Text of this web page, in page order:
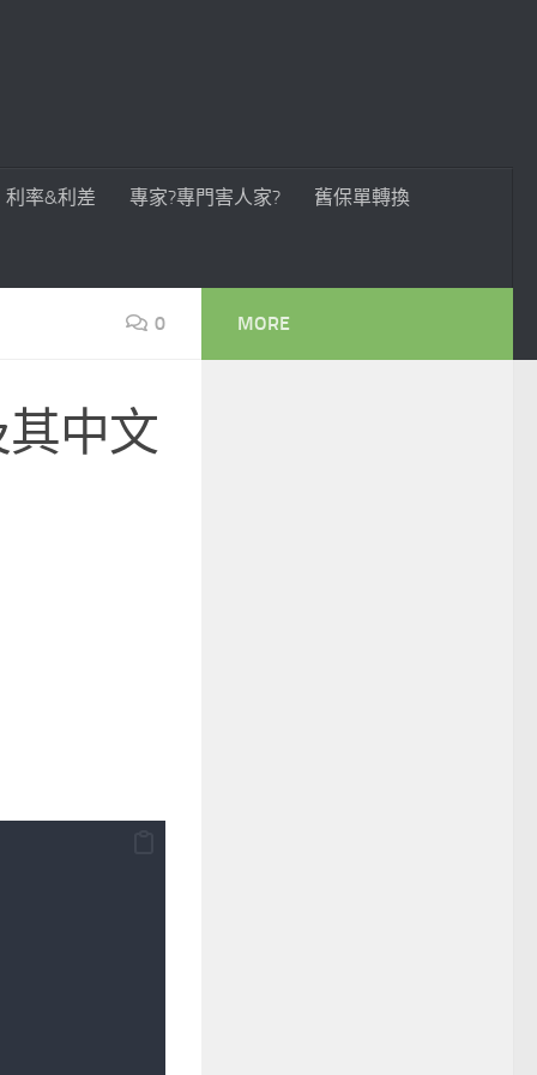
利率&利差 專家?專門害人家? 舊保單轉換
0
中文
MORE